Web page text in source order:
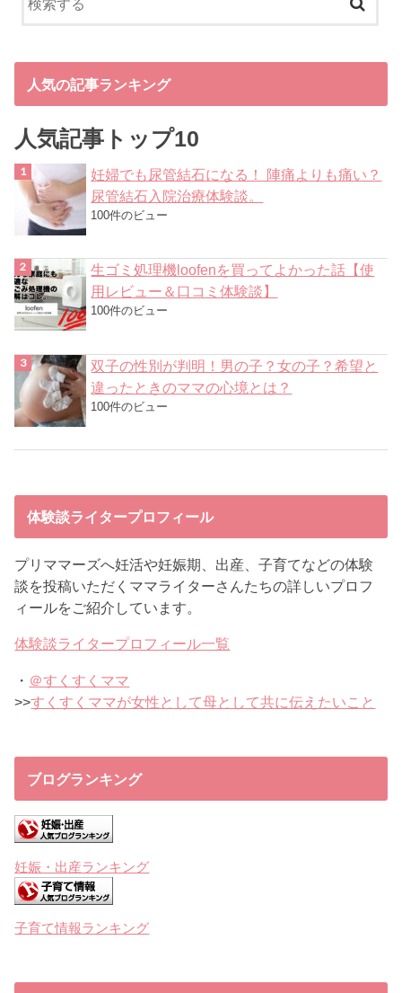
人気の記事ランキング
人気記事トップ10
妊婦でも尿管結石になる！ 陣痛よりも痛い？
尿管結石入院治療体験談。
100件のビュー
生ゴミ処理機loofenを買ってよかった話【使
用レビュー＆口コミ体験談】
100件のビュー
双子の性別が判明！男の子？女の子？希望と
違ったときのママの心境とは？
100件のビュー
体験談ライタープロフィール
プリママーズへ妊活や妊娠期、出産、子育てなどの体験
談を投稿いただくママライターさんたちの詳しいプロフ
ィールをご紹介しています。
体験談ライタープロフィール一覧
・ ＠すくすくママ
>>すくすくママが女性として母として共に伝えたいこと
ブログランキング
妊娠・出産ランキング
子育て情報ランキング